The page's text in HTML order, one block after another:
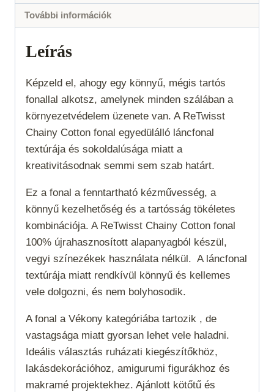
Sötét
További információk
Leírás
Képzeld el, ahogy egy könnyű, mégis tartós
fonallal alkotsz, amelynek minden szálában a
környezetvédelem üzenete van. A ReTwisst
Chainy Cotton fonal egyedülálló láncfonal
textúrája és sokoldalúsága miatt a
kreativitásodnak semmi sem szab határt.
Ez a fonal a fenntartható kézművesség, a
könnyű kezelhetőség és a tartósság tökéletes
kombinációja. A ReTwisst Chainy Cotton fonal
100% újrahasznosított alapanyagból készül,
vegyi színezékek használata nélkül. A láncfonal
textúrája miatt rendkívül könnyű és kellemes
vele dolgozni, és nem bolyhosodik.
A fonal a Vékony kategóriába tartozik , de
vastagsága miatt gyorsan lehet vele haladni.
Ideális választás ruházati kiegészítőkhöz,
lakásdekorációhoz, amigurumi figurákhoz és
makramé projektekhez. Ajánlott kötőtű és